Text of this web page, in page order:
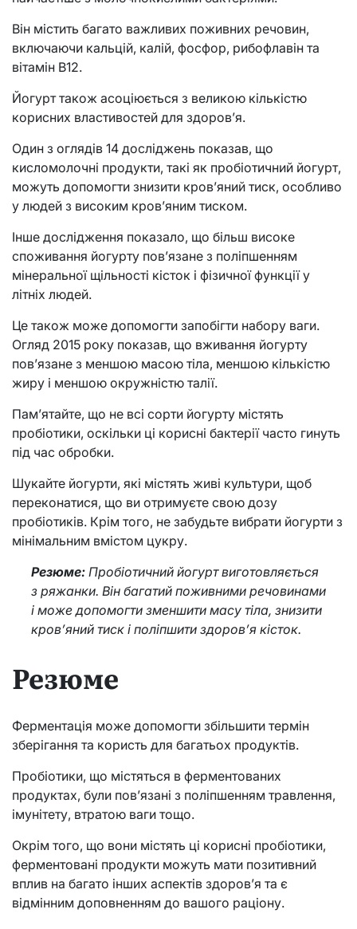
Він містить багато важливих поживних речовин,
включаючи кальцій, калій, фосфор, рибофлавін та
вітамін В12.
Йогурт також асоціюється з великою кількістю
корисних властивостей для здоров’я.
Один з оглядів 14 досліджень показав, що
кисломолочні продукти, такі як пробіотичний йогурт,
можуть допомогти знизити кров’яний тиск, особливо
у людей з високим кров’яним тиском.
Інше дослідження показало, що більш високе
споживання йогурту пов’язане з поліпшенням
мінеральної щільності кісток і фізичної функції у
літніх людей.
Це також може допомогти запобігти набору ваги.
Огляд 2015 року показав, що вживання йогурту
пов’язане з меншою масою тіла, меншою кількістю
жиру і меншою окружністю талії.
Пам’ятайте, що не всі сорти йогурту містять
пробіотики, оскільки ці корисні бактерії часто гинуть
під час обробки.
Шукайте йогурти, які містять живі культури, щоб
переконатися, що ви отримуєте свою дозу
пробіотиків. Крім того, не забудьте вибрати йогурти з
мінімальним вмістом цукру.
Резюме: Пробіотичний йогурт виготовляється
з ряжанки. Він багатий поживними речовинами
і може допомогти зменшити масу тіла, знизити
кров’яний тиск і поліпшити здоров’я кісток.
Резюме
Ферментація може допомогти збільшити термін
зберігання та користь для багатьох продуктів.
Пробіотики, що містяться в ферментованих
продуктах, були пов’язані з поліпшенням травлення,
імунітету, втратою ваги тощо.
Окрім того, що вони містять ці корисні пробіотики,
ферментовані продукти можуть мати позитивний
вплив на багато інших аспектів здоров’я та є
відмінним доповненням до вашого раціону.